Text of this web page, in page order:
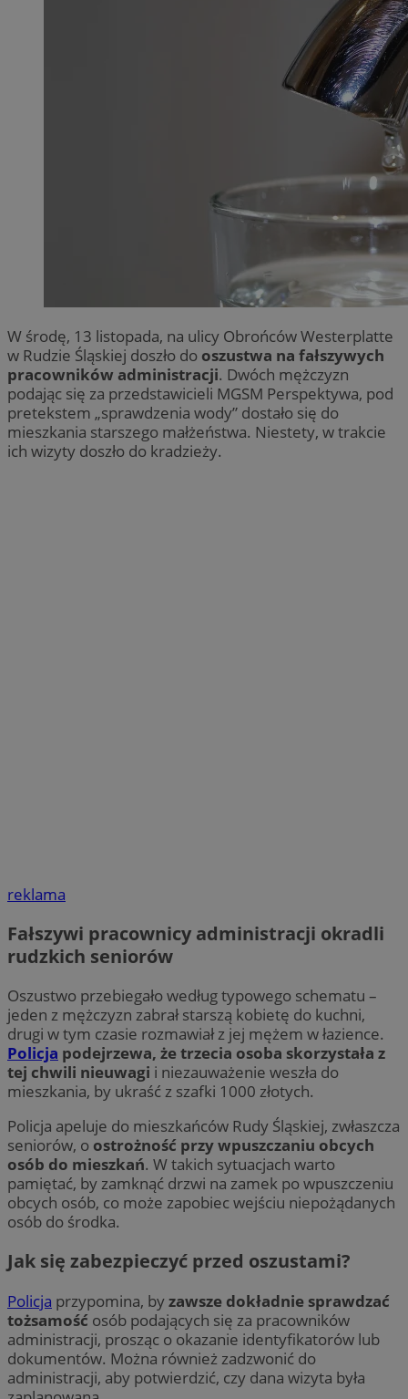
W środę, 13 listopada, na ulicy Obrońców Westerplatte
w Rudzie Śląskiej doszło do oszustwa na fałszywych
pracowników administracji. Dwóch mężczyzn
podając się za przedstawicieli MGSM Perspektywa, pod
pretekstem „sprawdzenia wody” dostało się do
mieszkania starszego małżeństwa. Niestety, w trakcie
ich wizyty doszło do kradzieży.
reklama
Fałszywi pracownicy administracji okradli
rudzkich seniorów
Oszustwo przebiegało według typowego schematu –
jeden z mężczyzn zabrał starszą kobietę do kuchni,
drugi w tym czasie rozmawiał z jej mężem w łazience.
Policja podejrzewa, że trzecia osoba skorzystała z
tej chwili nieuwagi i niezauważenie weszła do
mieszkania, by ukraść z szafki 1000 złotych.
Policja apeluje do mieszkańców Rudy Śląskiej, zwłaszcza
seniorów, o ostrożność przy wpuszczaniu obcych
osób do mieszkań. W takich sytuacjach warto
pamiętać, by zamknąć drzwi na zamek po wpuszczeniu
obcych osób, co może zapobiec wejściu niepożądanych
osób do środka.
Jak się zabezpieczyć przed oszustami?
Policja przypomina, byzawsze dokładnie sprawdzać
tożsamość osób podających się za pracowników
administracji, prosząc o okazanie identyfikatorów lub
dokumentów. Można również zadzwonić do
administracji, aby potwierdzić, czy dana wizyta była